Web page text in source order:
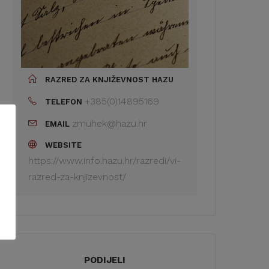
RAZRED ZA KNJIŽEVNOST HAZU
TELEFON +385(0)14895169
EMAIL zmuhek@hazu.hr
WEBSITE
https://www.info.hazu.hr/razredi/vi-
razred-za-knjizevnost/
PODIJELI